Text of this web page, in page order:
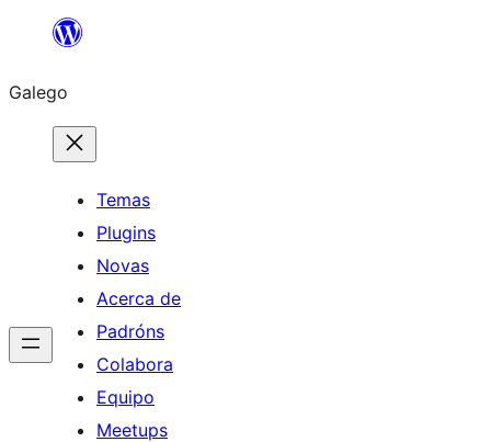
Saltar
contido
Galego
Temas
Plugins
Novas
Acerca de
Padróns
Colabora
Equipo
Meetups